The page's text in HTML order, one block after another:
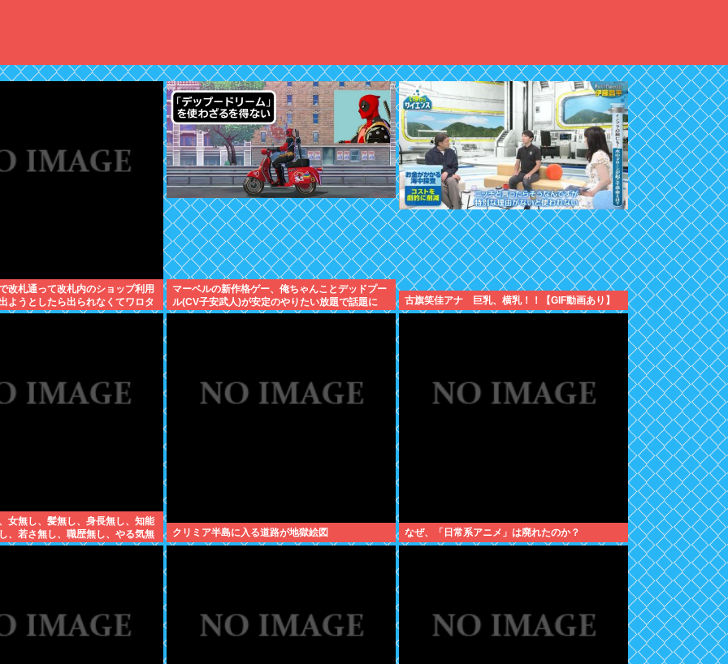
改札通って改札内のショップ利用
ようとしたら出られなくてワロタ
マーベルの新作格ゲー、俺ちゃんことデッドプー
ル(CV子安武人)が安定のやりたい放題で話題に
古旗笑佳アナ 巨乳、横乳！！【GIF動画あり】
女無し、髪無し、身長無し、知能
、若さ無し、職歴無し、やる気無
クリミア半島に入る道路が地獄絵図 なぜ、「日常系アニメ」は廃れたのか？